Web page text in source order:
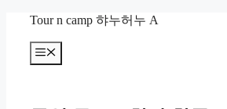
Tour n camp 햐누허누 A
메
뉴